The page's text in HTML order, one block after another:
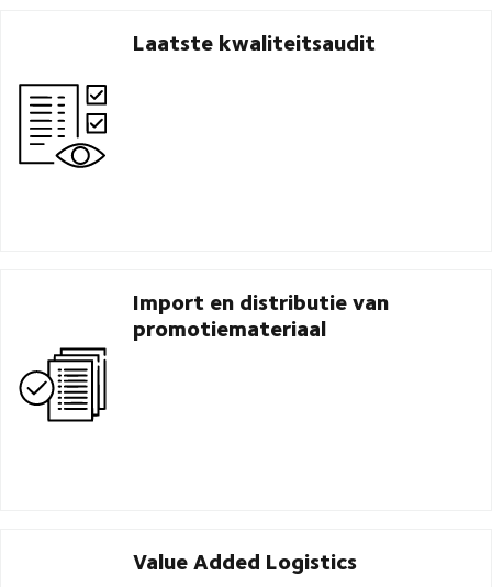
Laatste kwaliteitsaudit
Import en distributie van
promotiemateriaal
Value Added Logistics